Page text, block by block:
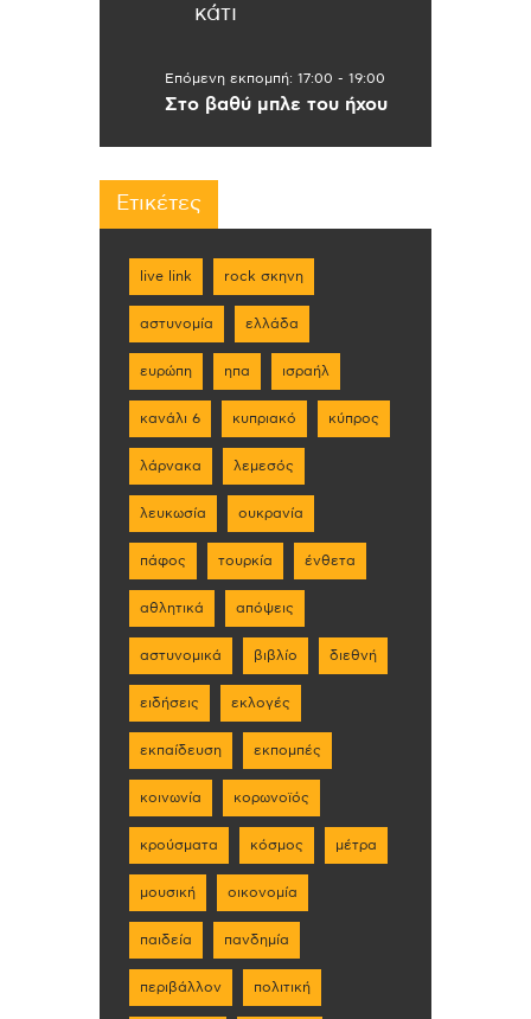
κάτι
Επόμενη εκπομπή: 17:00 - 19:00
Στο βαθύ μπλε του ήχου
Ετικέτες
live link rock σκηνη
αστυνομία ελλάδα
ευρώπη ηπα ισραήλ
κανάλι 6 κυπριακό κύπρος
λάρνακα λεμεσός
λευκωσία ουκρανία
πάφος τουρκία ένθετα
αθλητικά απόψεις
αστυνομικά βιβλίο διεθνή
ειδήσεις εκλογές
εκπαίδευση εκπομπές
κοινωνία κορωνοϊός
κρούσματα κόσμος μέτρα
μουσική οικονομία
παιδεία πανδημία
περιβάλλον πολιτική